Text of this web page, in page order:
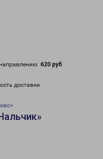
620 руб.
доставки.